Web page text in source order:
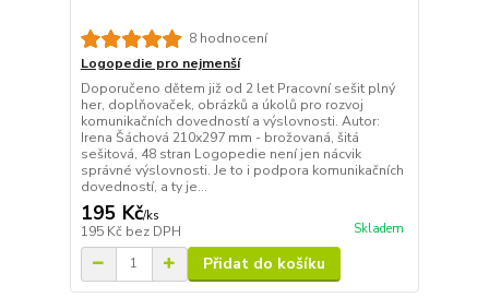
8 hodnocení
Logopedie pro nejmenší
Doporučeno dětem již od 2 let Pracovní sešit plný
her, doplňovaček, obrázků a úkolů pro rozvoj
komunikačních dovedností a výslovnosti. Autor:
Irena Šáchová 210x297 mm - brožovaná, šitá
sešitová, 48 stran Logopedie není jen nácvik
správné výslovnosti. Je to i podpora komunikačních
dovedností, a ty je...
195 Kč/ks
195 Kč bez DPH Skladem
Přidat do košíku